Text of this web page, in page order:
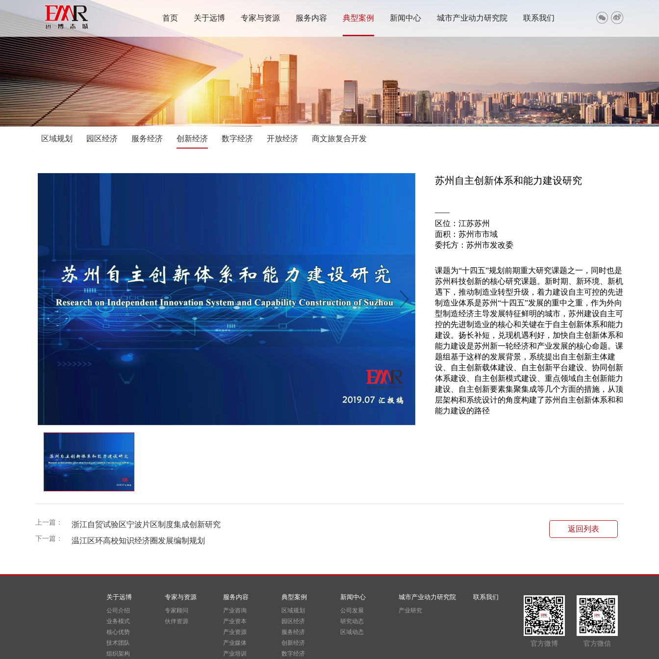
首页 关于远博 专家与资源 服务内容 典型案例 新闻中心 城市产业动力研究院 联系我们 

区域规划 园区经济 服务经济 创新经济 数字经济 开放经济 商文旅复合开发
苏州自主创新体系和能力建设研究
区位：江苏苏州
面积：苏州市市域
委托方：苏州市发改委
课题为“十四五”规划前期重大研究课题之一，同时也是
苏州科技创新的核心研究课题。新时期、新环境、新机
遇下，推动制造业转型升级，着力建设自主可控的先进
制造业体系是苏州“十四五”发展的重中之重，作为外向
型制造经济主导发展特征鲜明的城市，苏州建设自主可
控的先进制造业的核心和关键在于自主创新体系和能力
建设。扬长补短，兑现机遇利好，加快自主创新体系和
能力建设是苏州新一轮经济和产业发展的核心命题。课
题组基于这样的发展背景，系统提出自主创新主体建
设、自主创新载体建设、自主创新平台建设、协同创新
体系建设、自主创新模式建设、重点领域自主创新能力
建设、自主创新要素集聚集成等几个方面的措施，从顶
层架构和系统设计的角度构建了苏州自主创新体系和和
能力建设的路径
上一篇： 浙江自贸试验区宁波片区制度集成创新研究
下一篇： 温江区环高校知识经济圈发展编制规划
返回列表
关于远博
公司介绍
业务模式
核心优势
技术团队
组织架构
专家与资源
专家顾问
伙伴资源
服务内容
产业咨询
产业资本
产业资源
产业媒体
产业培训
典型案例
区域规划
园区经济
服务经济
创新经济
数字经济
新闻中心
公司发展
研究动态
区域动态
城市产业动力研究院
产业研究
联系我们
官方微信
官方微博